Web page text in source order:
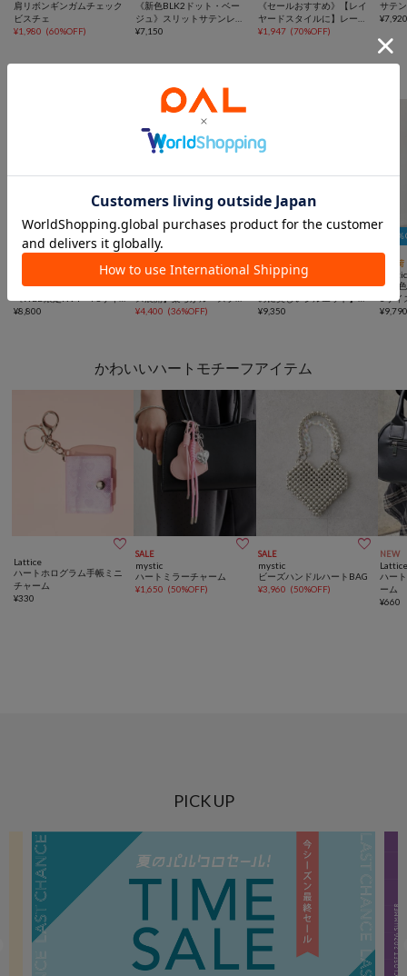
肩リボンギンガムチェック
ビスチェ
¥1,980 (60%OFF)
《新色BLK2ドット・ベー
ジュ》スリットサテンレー
スキャミ
¥7,150
《セールおすすめ》【レイ
ヤードスタイルに】レース
サテンキャミソール
¥1,947 (70%OFF)
サテ
¥

【累計販売2万枚突破】
ズ登場/4サイズ展開》ライ
¥8,800
10％OFFクーポン

CIAOPANIC TYPY
【新色登場/美脚見え/3サイ
アイージーパンツ
¥4,400 (36%OFF)
再入荷 一部予約 
mystic
【4色/3サイズ展開/ラクな
イドベルトタックパンツ
¥9,350
10
再入荷
mystic
【新
3サ
ニム
¥
かわいいハートモチーフアイテム

Lattice
ハートホログラム手帳ミニ
チャーム
¥330
SALE 
mystic
ハートミラーチャーム
¥1,650 (50%OFF)
SALE 
mystic
ビーズハンドルハートBAG
¥3,960 (50%OFF)
NEW
ハー
ーム
¥660
PICK UP